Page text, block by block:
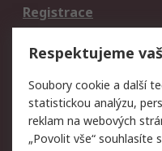
Registrace
Právní
Autorská práva
Respektujeme
Soubory cookie a další
statistickou analýzu,
reklam na webových
„Povolit vše“ souhlasíte